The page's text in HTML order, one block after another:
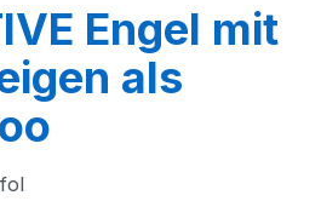
Engel mit
als